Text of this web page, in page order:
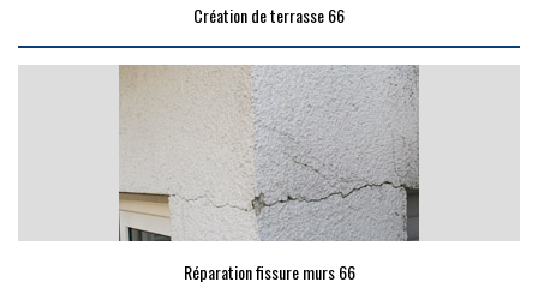
Création de terrasse 66
Réparation fissure murs 66